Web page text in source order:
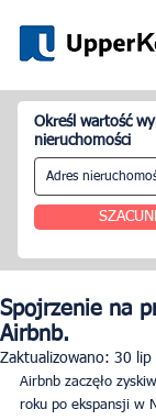
Określ wartość
nieruchomości
Spojrzenie na
Airbnb.
Zaktualizowano: 30 lip
Airbnb zaczęło
roku po ekspansji w